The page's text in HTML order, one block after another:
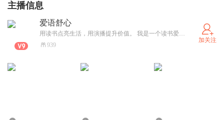
主播信息
爱语舒心
用读书点亮生活，用演播提升价值。 我是一个读书爱好者，如果喜欢我的声音或者我分享的内容，请点击关注。
939
加关注